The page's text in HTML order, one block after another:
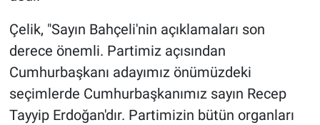
Çelik, "Sayın Bahçeli'nin açıklamaları son
derece önemli. Partimiz açısından
Cumhurbaşkanı adayımız önümüzdeki
seçimlerde Cumhurbaşkanımız sayın Recep
Tayyip Erdoğan'dır. Partimizin bütün organları